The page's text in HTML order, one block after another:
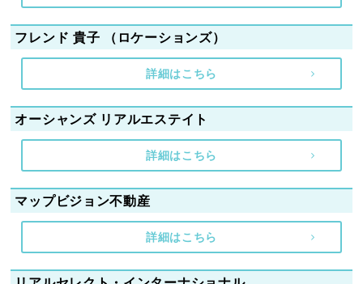
フレンド 貴子 （ロケーションズ）
詳細はこちら
オーシャンズ リアルエステイト
詳細はこちら
マップビジョン不動産
詳細はこちら